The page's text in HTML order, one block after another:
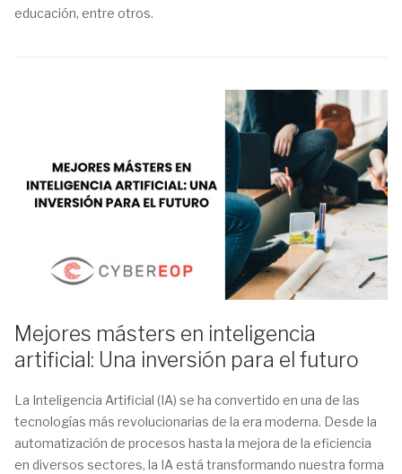
educación, entre otros.
Mejores másters en inteligencia
artificial: Una inversión para el futuro
La Inteligencia Artificial (IA) se ha convertido en una de las
tecnologías más revolucionarias de la era moderna. Desde la
automatización de procesos hasta la mejora de la eficiencia
en diversos sectores, la IA está transformando nuestra forma